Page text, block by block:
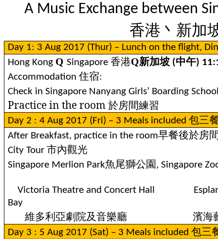
A Music Exchange between
香港丶新加
Day 1: 3 Aug 2017 (Thur) – Lunch on the flight,
Hong Kong Q Singapore 香港Q新加坡(中午)
Accommodation住宿:
Check in Singapore Nanyang Girls’ Boarding
Practice in the room於房間練習
Day 2 : 4 Aug 2017 (Fri) – 3 Meals included包三
After Breakfast, practice in the room早餐後於房
City Tour市內觀光
Singapore Merlion Park魚尾獅公園, Singapore
Victoria Theatre and Concert Hall
Bay
維多利亞劇院及音樂廳 濱海
Day 3 : 5 Aug 2017 (Sat) – 3 Meals included包三